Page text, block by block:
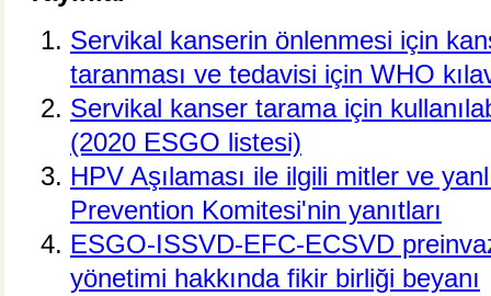
Servikal kanserin önlenmesi için
taranması ve tedavisi için WHO
Servikal kanser tarama için
(2020 ESGO listesi)
HPV Aşılaması ile ilgili mitler ve
Prevention Komitesi'nin yanıtları
ESGO-ISSVD-EFC-ECSVD
yönetimi hakkında fikir birliği beyanı